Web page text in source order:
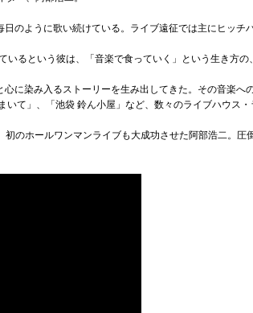
のように歌い続けている。ライブ遠征では主にヒッチ
るという彼は、「音楽で食っていく」という生き方の、
に染み入るストーリーを生み出してきた。その音楽へ
て」、「池袋 鈴ん小屋」など、数々のライブハウス・
のホールワンマンライブも大成功させた阿部浩二。圧